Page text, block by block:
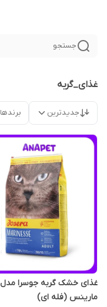
جستجو
غذای_گربه
جدیدترین برندها
غذای خشک گربه جوسرا مدل
مارینس (فله ای)